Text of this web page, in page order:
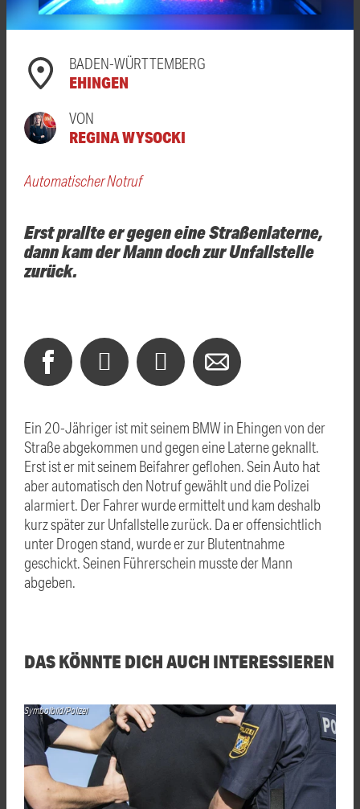
BADEN-WÜRTTEMBERG
EHINGEN
VON
REGINA WYSOCKI
Automatischer Notruf
Erst prallte er gegen eine Straßenlaterne,
dann kam der Mann doch zur Unfallstelle
zurück.
Ein 20-Jähriger ist mit seinem BMW in Ehingen von der
Straße abgekommen und gegen eine Laterne geknallt.
Erst ist er mit seinem Beifahrer geflohen. Sein Auto hat
aber automatisch den Notruf gewählt und die Polizei
alarmiert. Der Fahrer wurde ermittelt und kam deshalb
kurz später zur Unfallstelle zurück. Da er offensichtlich
unter Drogen stand, wurde er zur Blutentnahme
geschickt. Seinen Führerschein musste der Mann
abgeben.
DAS KÖNNTE DICH AUCH INTERESSIEREN
Symbolbild/Polizei